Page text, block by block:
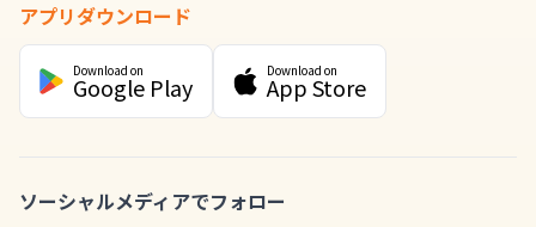
アプリダウンロード
Download on
Google Play
Download on
App Store
ソーシャルメディアでフォロー